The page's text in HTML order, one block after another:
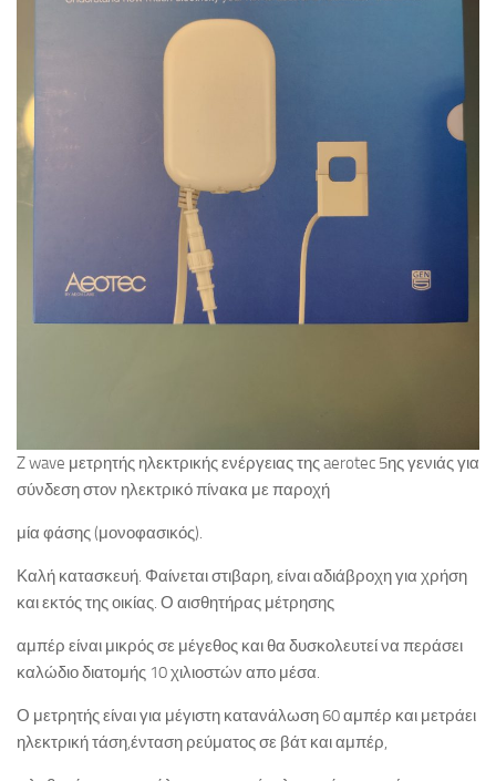
Z wave μετρητής ηλεκτρικής ενέργειας της aerotec 5ης γενιάς για
σύνδεση στον ηλεκτρικό πίνακα με παροχή
μία φάσης (μονοφασικός).
Καλή κατασκευή. Φαίνεται στιβαρη, είναι αδιάβροχη για χρήση
και εκτός της οικίας. Ο αισθητήρας μέτρησης
αμπέρ είναι μικρός σε μέγεθος και θα δυσκολευτεί να περάσει
καλώδιο διατομής 10 χιλιοστών απο μέσα.
Ο μετρητής είναι για μέγιστη κατανάλωση 60 αμπέρ και μετράει
ηλεκτρική τάση,ένταση ρεύματος σε βάτ και αμπέρ,